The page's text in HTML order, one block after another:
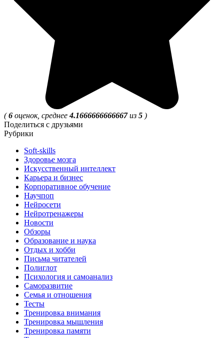
(6 оценок, среднее4.1666666666667из 5 )
Поделиться с друзьями
Рубрики
Soft-skills
Здоровье мозга
Искусственный интеллект
Карьера и бизнес
Корпоративное обучение
Научпоп
Нейросети
Нейротренажеры
Новости
Обзоры
Образование и наука
Отдых и хобби
Письма читателей
Полиглот
Психология и самоанализ
Саморазвитие
Семья и отношения
Тесты
Тренировка внимания
Тренировка мышления
Тренировка памяти